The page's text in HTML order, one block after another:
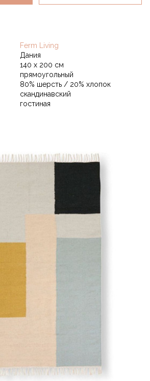
Ferm Living
Дания
140 х 200 см
прямоугольный
80% шерсть / 20% хлопок
скандинавский
гостиная